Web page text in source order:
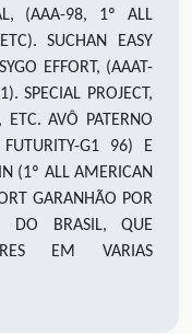
(AAA-98, 1º ALL
SUCHAN EASY
EFFORT, (AAAT-
SPECIAL PROJECT,
AVÔ PATERNO
FUTURITY-G1 96) E
(1º ALL AMERICAN
GARANHÃO POR
DO BRASIL, QUE
EM VARIAS